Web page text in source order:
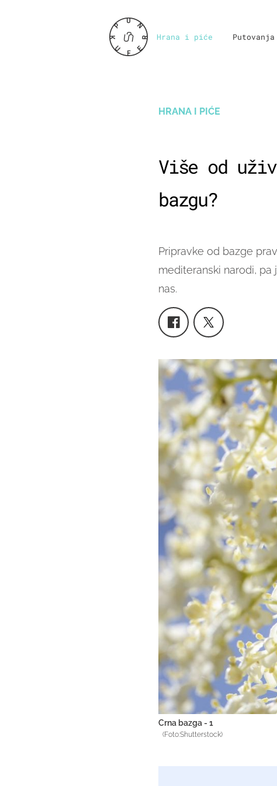
Hrana i piće Putovanja
HRANA I PIĆE
Više od
bazgu?
Pripravke od bazge
mediteranski narodi, pa
nas.
Crna bazga - 1
(Foto:Shutterstock)